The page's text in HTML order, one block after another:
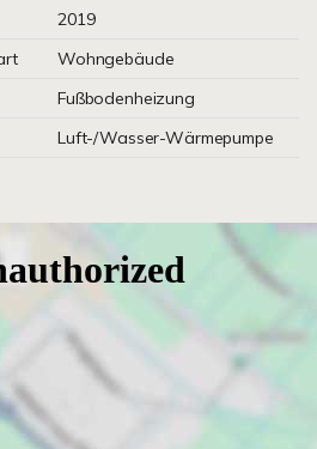
2019
Wohngebäude
Fußbodenheizung
Luft-/Wasser-Wärmepumpe